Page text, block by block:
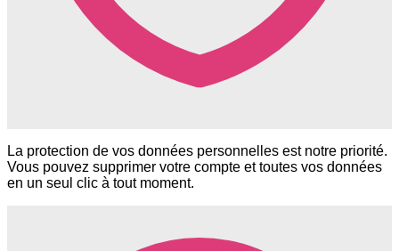
La protection de vos données personnelles est notre priorité.
Vous pouvez supprimer votre compte et toutes vos données
en un seul clic à tout moment.